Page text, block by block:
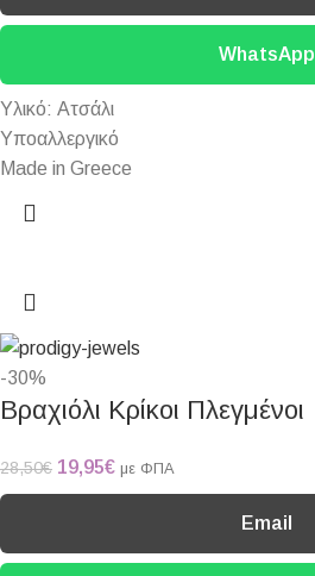
WhatsApp
Υλικό: Ατσάλι
Υποαλλεργικό
Made in Greece
-30%
Βραχιόλι Κρίκοι Πλεγμένοι
28,50€ 19,95€ με ΦΠΑ
Email